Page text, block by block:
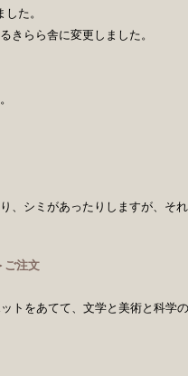
た。
きらら舎に変更しました。
、シミがあったりしますが、そ
ご注文
トをあてて、文学と美術と科学